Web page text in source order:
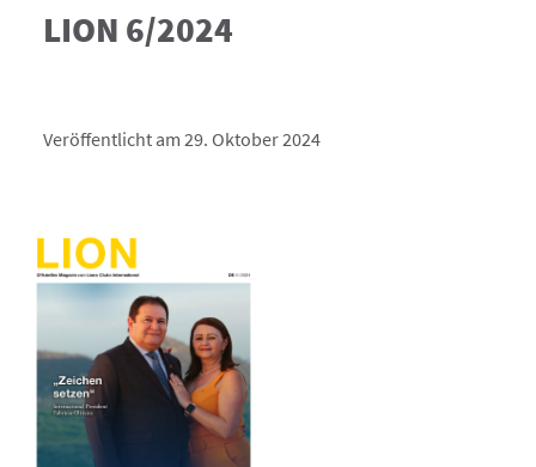
LION 6/2024
Veröffentlicht am 29. Oktober 2024